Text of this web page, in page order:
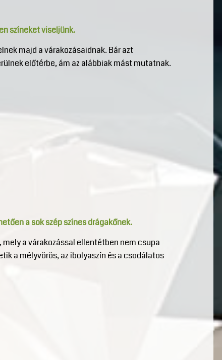
színeket viseljünk.
majd a várakozásaidnak. Bár azt
előtérbe, ám az alábbiak mást mutatnak.
a sok szép színes drágakőnek.
a várakozással ellentétben nem csupa
a mélyvörös, az ibolyaszín és a csodálatos